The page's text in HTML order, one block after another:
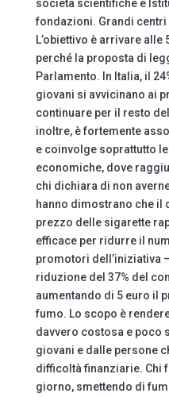
società scientifiche e
fondazioni. Grandi centri
L’obiettivo è arrivare
perché la proposta di
Parlamento. In Italia, il
giovani si avvicinano ai
continuare per il resto
inoltre, è fortemente
e coinvolge soprattutto
economiche, dove
chi dichiara di non
hanno dimostrano che il
prezzo delle sigarette
efficace per ridurre il
promotori dell’iniziativa
riduzione del 37% del
aumentando di 5 euro il
fumo. Lo scopo è
davvero costosa e poco
giovani e dalle persone
difficoltà finanziarie. Chi
giorno, smettendo di